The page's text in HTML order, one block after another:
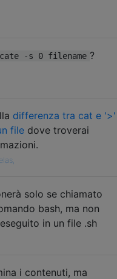
-s 0 filename ?
differenza tra cat e '>'
file dove troverai
solo se chiamato
bash, ma non
in un file .sh
i contenuti, ma